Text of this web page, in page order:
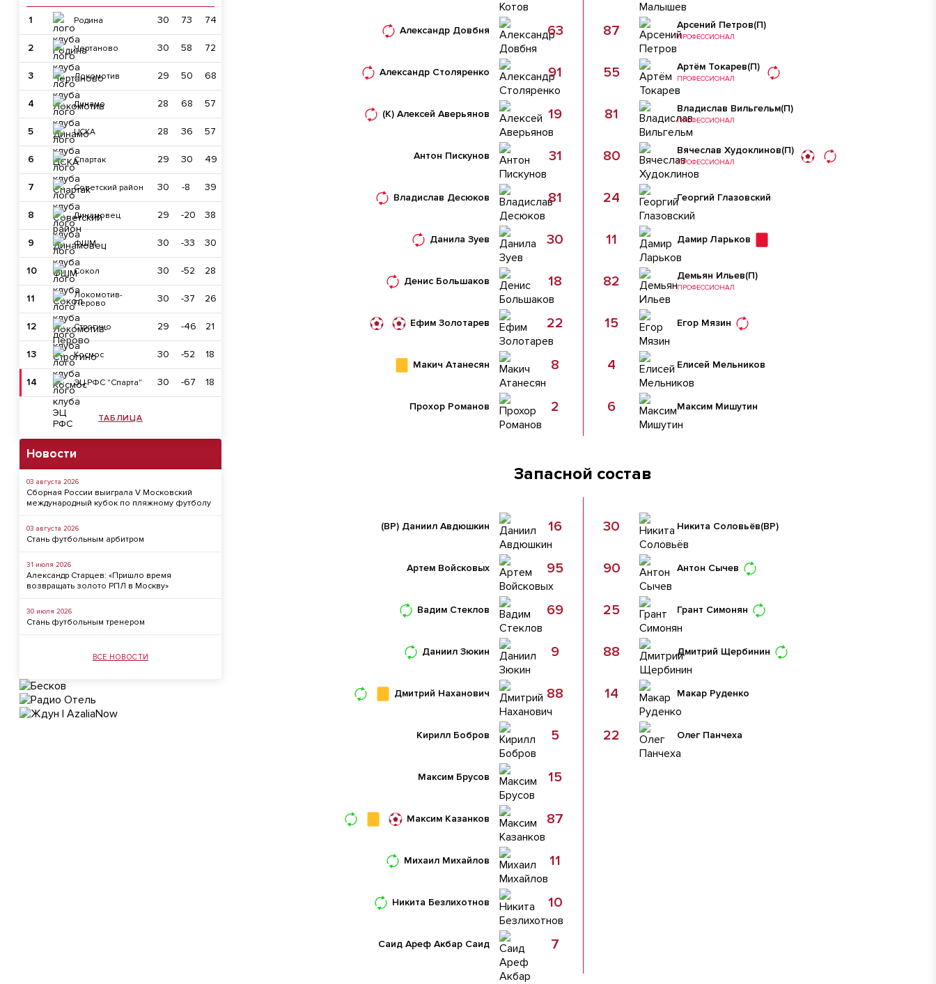
1 Родина 30 73 74
2 Чертаново 30 58 72
3 Локомотив 29 50 68
4 Динамо 28 68 57
5 ЦСКА 28 36 57
6 Спартак 29 30 49
7 Советский район 30 -8 39
8 Динамовец 29 -20 38
9 ФШМ 30 -33 30
10 Сокол 30 -52 28
11
Локомотив-
Перово
30 -37 26
12 Строгино 29 -46 21
13 Космос 30 -52 18
14 ЭЦ РФС "Спарта" 30 -67 18
ТАБЛИЦА
Новости
03 августа 2026
Сборная России выиграла V Московский
международный кубок по пляжному футболу
03 августа 2026
Стань футбольным арбитром
31 июля 2026
Александр Старцев: «Пришло время
возвращать золото РПЛ в Москву»
30 июля 2026
Стань футбольным тренером
ВСЕ НОВОСТИ
Александр Довбня 63
Александр Столяренко 91
Алексей Аверьянов
(К) 19
Антон Пискунов 31
Владислав Десюков 81
Данила Зуев 30
Денис Большаков 18
Ефим Золотарев 22
Макич Атанесян 8
Прохор Романов 2
Арсений Петров(П)
ПРОФЕССИОНАЛ
87
Артём Токарев(П)
ПРОФЕССИОНАЛ
55
Владислав Вильгельм(П)
ПРОФЕССИОНАЛ
81
Вячеслав Худоклинов(П)
ПРОФЕССИОНАЛ
80
Георгий Глазовский
24
Дамир Ларьков
11
Демьян Ильев(П)
ПРОФЕССИОНАЛ
82
Егор Мязин
15
Елисей Мельников
4
Максим Мишутин
6
Запасной состав
Даниил Авдюшкин
(ВР) 16
Артем Войсковых 95
Вадим Стеклов 69
Даниил Зюкин 9
Дмитрий Наханович 88
Кирилл Бобров 5
Максим Брусов 15
Максим Казанков 87
Михаил Михайлов 11
Никита Безлихотнов 10
Саид Ареф Акбар Саид 7
Никита Соловьёв(ВР)
30
Антон Сычев
90
Грант Симонян
25
Дмитрий Щербинин
88
Макар Руденко
14
Олег Панчеха
22